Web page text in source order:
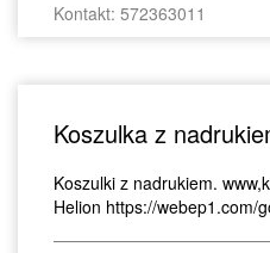
Kontakt: 572363011
Koszulka z
Koszulki z nadrukiem.
Helion https://webep1.com/